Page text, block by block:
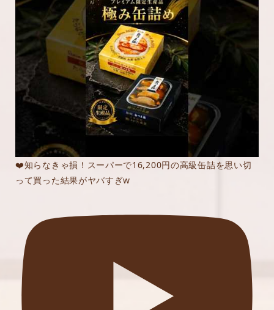
❤️知らなきゃ損！スーパーで16,200円の高級缶詰を思い切
って買った結果がヤバすぎw